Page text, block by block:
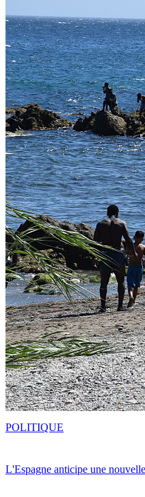
L'Espagne anticipe une
POLITIQUE